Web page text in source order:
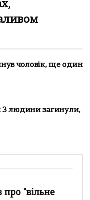
чоловік, ще один
3 людини загинули,
"вільне